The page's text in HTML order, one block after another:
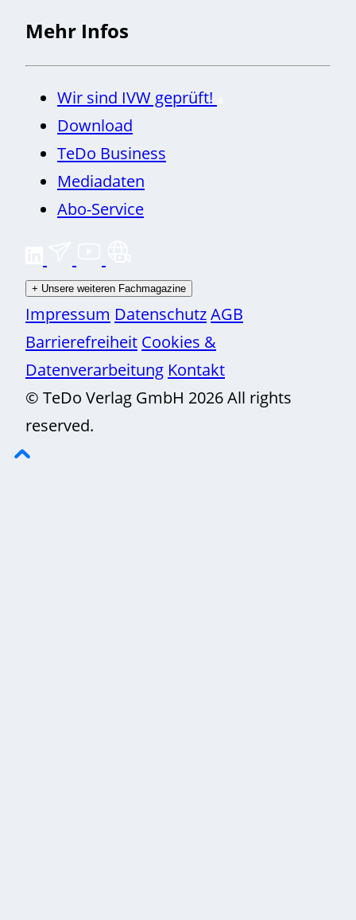
Mehr Infos
Wir sind IVW geprüft!
Download
TeDo Business
Mediadaten
Abo-Service
+ Unsere weiteren Fachmagazine
Impressum DatenschutzAGB
Barrierefreiheit Cookies &
Datenverarbeitung Kontakt
© TeDo Verlag GmbH 2026 All rights
reserved.